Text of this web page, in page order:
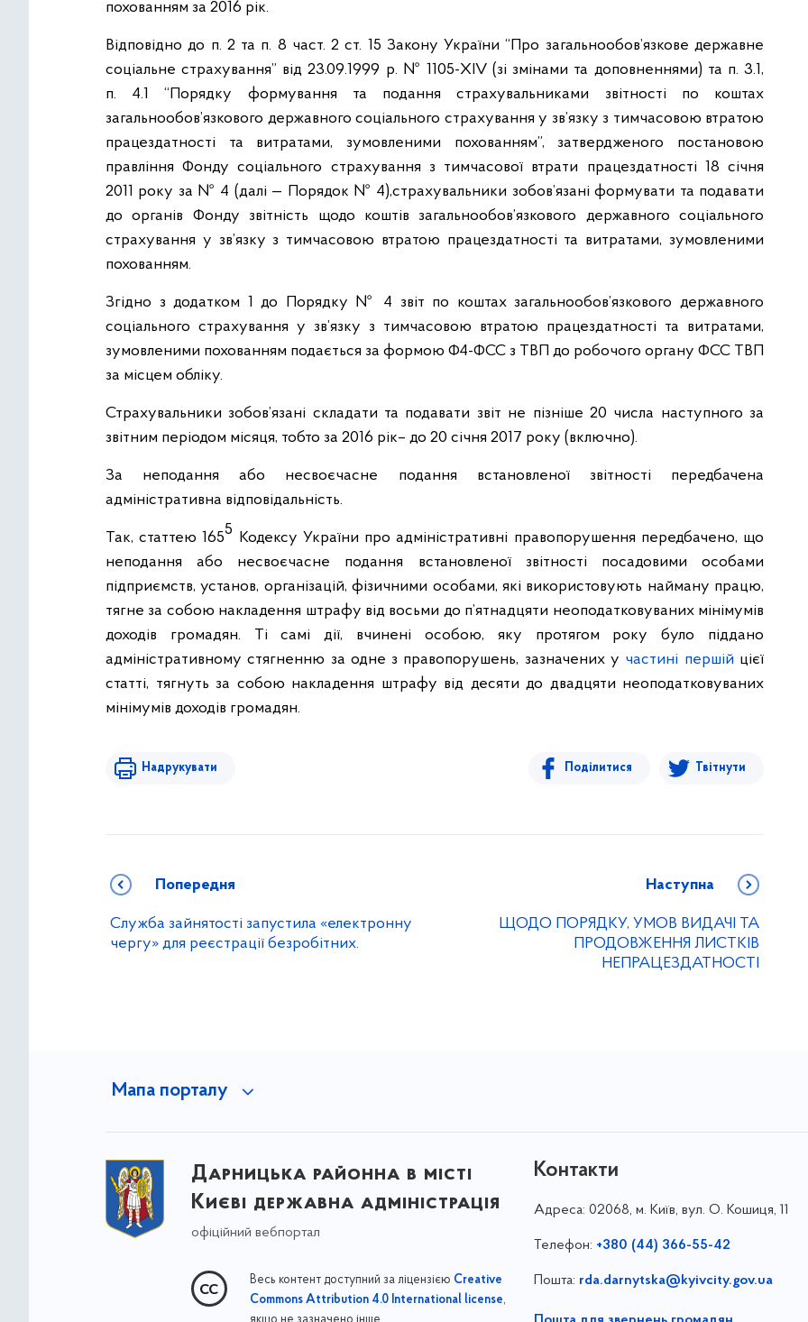
похованням за 2016 рік.
Відповідно до п. 2 та п. 8 част. 2 ст. 15 Закону України “Про загальнообов’язкове державне
соціальне страхування” від 23.09.1999 р. № 1105-XIV (зі змінами та доповненнями) та п. 3.1,
п. 4.1 “Порядку формування та подання страхувальниками звітності по коштах
загальнообов’язкового державного соціального страхування у зв’язку з тимчасовою втратою
працездатності та витратами, зумовленими похованням”, затвердженого постановою
правління Фонду соціального страхування з тимчасової втрати працездатності 18 січня
2011 року за № 4 (далі — Порядок № 4),страхувальники зобов’язані формувати та подавати
до органів Фонду звітність щодо коштів загальнообов’язкового державного соціального
страхування у зв’язку з тимчасовою втратою працездатності та витратами, зумовленими
похованням.
Згідно з додатком 1 до Порядку № 4 звіт по коштах загальнообов’язкового державного
соціального страхування у зв’язку з тимчасовою втратою працездатності та витратами,
зумовленими похованням подається за формою Ф4-ФСС з ТВП до робочого органу ФСС ТВП
за місцем обліку.
Страхувальники зобов’язані складати та подавати звіт не пізніше 20 числа наступного за
звітним періодом місяця, тобто за 2016 рік– до 20 січня 2017 року (включно).
За неподання або несвоєчасне подання встановленої звітності передбачена
адміністративна відповідальність.
Так, статтею 1655 Кодексу України про адміністративні правопорушення передбачено, що
неподання або несвоєчасне подання встановленої звітності посадовими особами
підприємств, установ, організацій, фізичними особами, які використовують найману працю,
тягне за собою накладення штрафу від восьми до п’ятнадцяти неоподатковуваних мінімумів
доходів громадян. Ті самі дії, вчинені особою, яку протягом року було піддано
адміністративному стягненню за одне з правопорушень, зазначених у частині першій цієї
статті, тягнуть за собою накладення штрафу від десяти до двадцяти неоподатковуваних
мінімумів доходів громадян.
Надрукувати Поділитися Твітнути
Попередня
Служба зайнятості запустила «електронну
чергу» для реєстрації безробітних.
Наступна
ЩОДО ПОРЯДКУ, УМОВ ВИДАЧІ ТА
ПРОДОВЖЕННЯ ЛИСТКІВ
НЕПРАЦЕЗДАТНОСТІ
Мапа порталу
Дарницька районна в місті
Києві державна адміністрація
офіційний вебпортал
Весь контент доступний за ліцензією Creative
Commons Attribution 4.0 International license,
Контакти
Адреса: 02068, м. Київ, вул. О. Кошиця, 11
Телефон: +380 (44) 366-55-42
Пошта: rda.darnytska@kyivcity.gov.ua